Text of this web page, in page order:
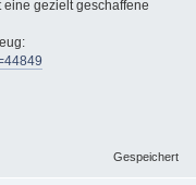
gezielt geschaffene
Gespeichert